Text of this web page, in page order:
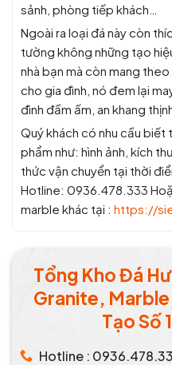
sảnh, phòng tiếp khách…
Ngoài ra loại đá này còn
tường không những tạo
nhà bạn mà còn mang
cho gia đình, nó đem lại
đình đầm ấm, an khang
Quý khách có nhu cầu
phẩm như: hình ảnh, kích
thức vận chuyển tại thời
Hotline: 0936.478.333
marble khác tại : https://
Tổng Kho Đá
Granite,
Tạo Số
Hotline :